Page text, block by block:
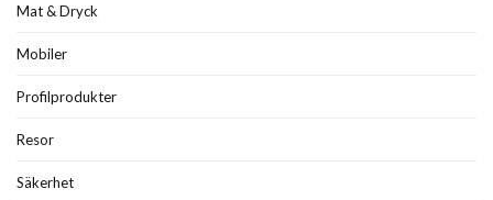
Mat & Dryck
Mobiler
Profilprodukter
Resor
Säkerhet